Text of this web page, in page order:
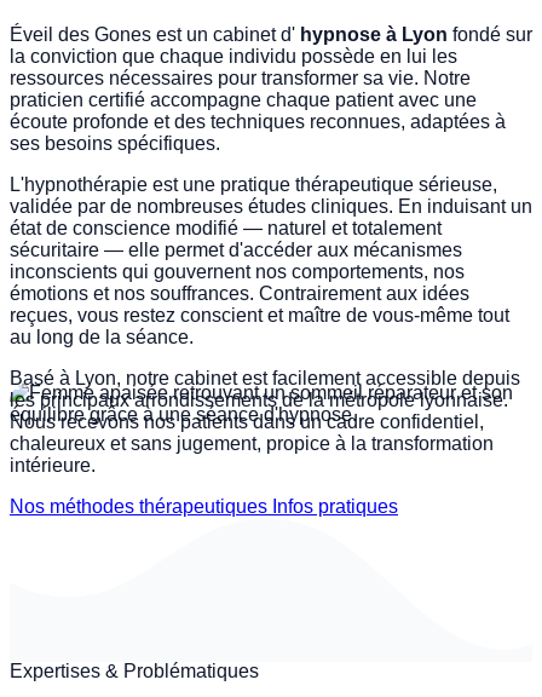
ARRÊT DU TABAC
Éveil des Gones est un cabinet d' hypnose à Lyon fondé sur
la conviction que chaque individu possède en lui les
ressources nécessaires pour transformer sa vie. Notre
praticien certifié accompagne chaque patient avec une
écoute profonde et des techniques reconnues, adaptées à
ses besoins spécifiques.
L'hypnothérapie est une pratique thérapeutique sérieuse,
validée par de nombreuses études cliniques. En induisant un
état de conscience modifié — naturel et totalement
sécuritaire — elle permet d'accéder aux mécanismes
inconscients qui gouvernent nos comportements, nos
émotions et nos souffrances. Contrairement aux idées
reçues, vous restez conscient et maître de vous-même tout
au long de la séance.
Basé à Lyon, notre cabinet est facilement accessible depuis
les principaux arrondissements de la métropole lyonnaise.
Nous recevons nos patients dans un cadre confidentiel,
chaleureux et sans jugement, propice à la transformation
intérieure.
Nos méthodes thérapeutiques Infos pratiques
Expertises & Problématiques